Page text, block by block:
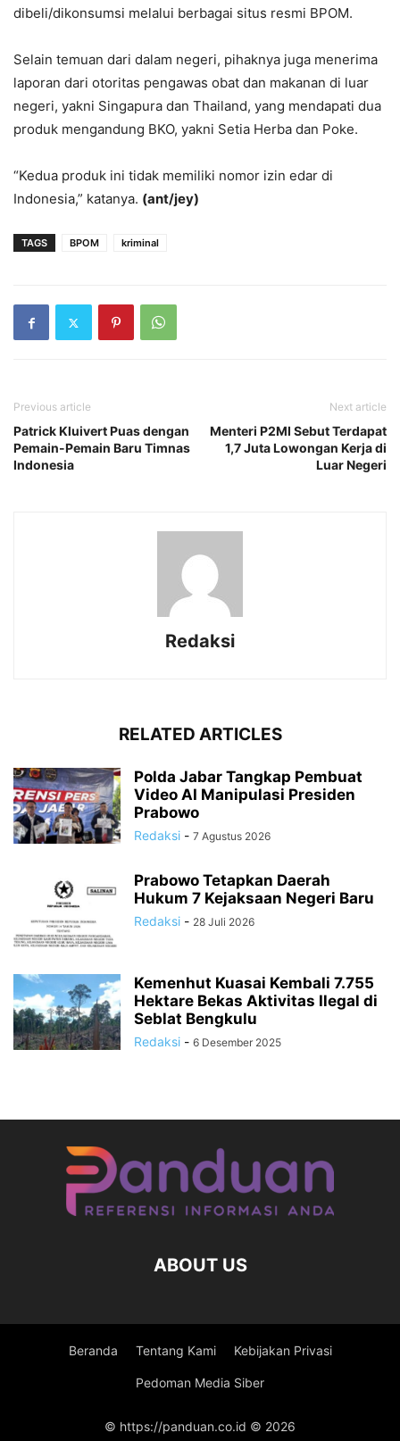
dibeli/dikonsumsi melalui berbagai situs resmi BPOM.
Selain temuan dari dalam negeri, pihaknya juga menerima
laporan dari otoritas pengawas obat dan makanan di luar
negeri, yakni Singapura dan Thailand, yang mendapati dua
produk mengandung BKO, yakni Setia Herba dan Poke.
“Kedua produk ini tidak memiliki nomor izin edar di
Indonesia,” katanya. (ant/jey)
TAGS BPOM kriminal
Previous article
Patrick Kluivert Puas dengan
Pemain-Pemain Baru Timnas
Indonesia
Next article
Menteri P2MI Sebut Terdapat
1,7 Juta Lowongan Kerja di
Luar Negeri
Redaksi
RELATED ARTICLES
Polda Jabar Tangkap Pembuat
Video AI Manipulasi Presiden
Prabowo
Redaksi - 7 Agustus 2026
Prabowo Tetapkan Daerah
Hukum 7 Kejaksaan Negeri Baru
Redaksi - 28 Juli 2026
Kemenhut Kuasai Kembali 7.755
Hektare Bekas Aktivitas Ilegal di
Seblat Bengkulu
Redaksi - 6 Desember 2025
ABOUT US
Beranda Tentang Kami Kebijakan Privasi
Pedoman Media Siber
© https://panduan.co.id © 2026